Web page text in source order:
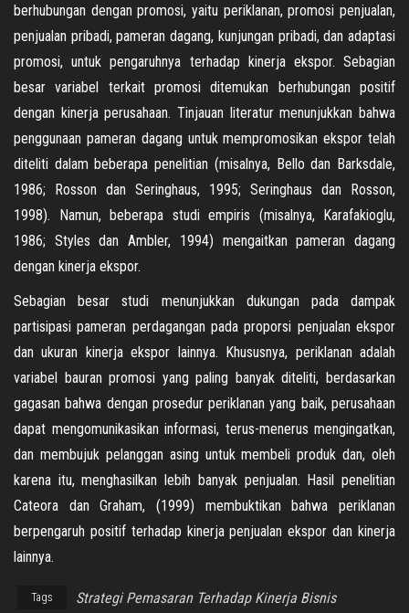
berhubungan dengan promosi, yaitu periklanan, promosi penjualan,
penjualan pribadi, pameran dagang, kunjungan pribadi, dan adaptasi
promosi, untuk pengaruhnya terhadap kinerja ekspor. Sebagian
besar variabel terkait promosi ditemukan berhubungan positif
dengan kinerja perusahaan. Tinjauan literatur menunjukkan bahwa
penggunaan pameran dagang untuk mempromosikan ekspor telah
diteliti dalam beberapa penelitian (misalnya, Bello dan Barksdale,
1986; Rosson dan Seringhaus, 1995; Seringhaus dan Rosson,
1998). Namun, beberapa studi empiris (misalnya, Karafakioglu,
1986; Styles dan Ambler, 1994) mengaitkan pameran dagang
dengan kinerja ekspor.
Sebagian besar studi menunjukkan dukungan pada dampak
partisipasi pameran perdagangan pada proporsi penjualan ekspor
dan ukuran kinerja ekspor lainnya. Khususnya, periklanan adalah
variabel bauran promosi yang paling banyak diteliti, berdasarkan
gagasan bahwa dengan prosedur periklanan yang baik, perusahaan
dapat mengomunikasikan informasi, terus-menerus mengingatkan,
dan membujuk pelanggan asing untuk membeli produk dan, oleh
karena itu, menghasilkan lebih banyak penjualan. Hasil penelitian
Cateora dan Graham, (1999) membuktikan bahwa periklanan
berpengaruh positif terhadap kinerja penjualan ekspor dan kinerja
lainnya.
Tags Strategi Pemasaran Terhadap Kinerja Bisnis